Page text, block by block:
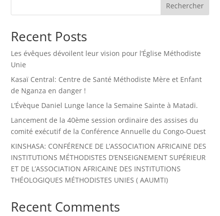
Rechercher
Recent Posts
Les évêques dévoilent leur vision pour l’Église Méthodiste
Unie
Kasaï Central: Centre de Santé Méthodiste Mère et Enfant
de Nganza en danger !
L’Évèque Daniel Lunge lance la Semaine Sainte à Matadi.
Lancement de la 40ème session ordinaire des assises du
comité exécutif de la Conférence Annuelle du Congo-Ouest
KINSHASA: CONFÉRENCE DE L’ASSOCIATION AFRICAINE DES
INSTITUTIONS MÉTHODISTES D’ENSEIGNEMENT SUPÉRIEUR
ET DE L’ASSOCIATION AFRICAINE DES INSTITUTIONS
THÉOLOGIQUES MÉTHODISTES UNIES ( AAUMTI)
Recent Comments